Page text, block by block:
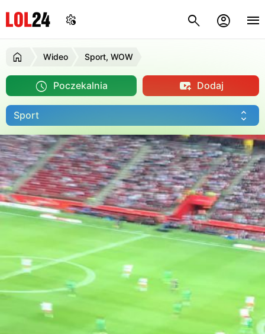
Wideo Sport, WOW
Poczekalnia Dodaj